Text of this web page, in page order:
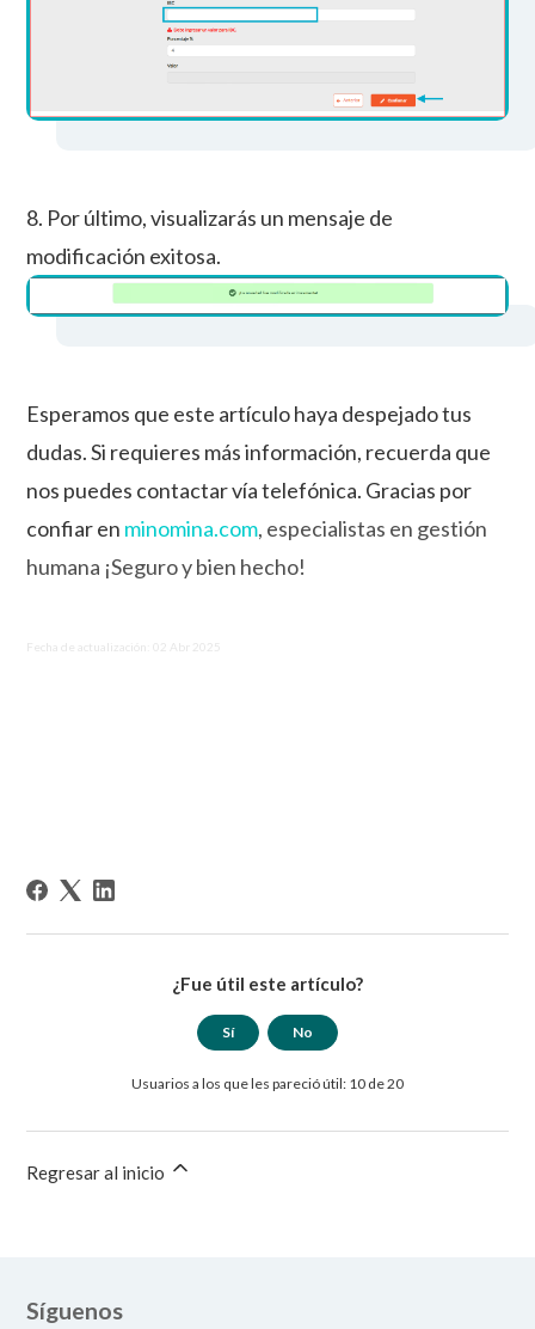
8. Por último, visualizarás un mensaje de
modificación exitosa.
Esperamos que este artículo haya despejado tus
dudas. Si requieres más información, recuerda que
nos puedes contactar vía telefónica. Gracias por
confiar en minomina.com, especialistas en gestión
humana ¡Seguro y bien hecho!
Fecha de actualización: 02 Abr 2025
¿Fue útil este artículo?
Sí No
Usuarios a los que les pareció útil: 10 de 20
Regresar al inicio
Síguenos